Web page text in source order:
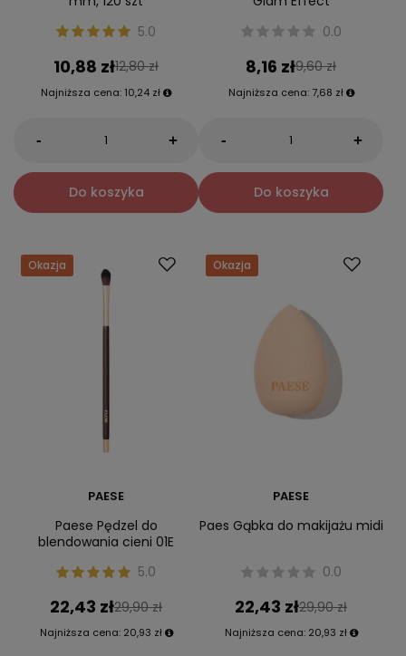
5.0
10,88 zł12,80 zł
Najniższa cena: 10,24 zł
- +
Do koszyka
0.0
8,16 zł9,60 zł
Najniższa cena: 7,68 zł
- +
Do koszyka
Okazja
PAESE
Paese Pędzel do
blendowania cieni 01E
5.0
22,43 zł29,90 zł
Najniższa cena: 20,93 zł
Okazja
PAESE
Paes Gąbka do makijażu midi
0.0
22,43 zł29,90 zł
Najniższa cena: 20,93 zł